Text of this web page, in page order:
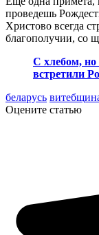
проведешь
Христово всегда
благополучии, со
С хлебом, но
встретили
беларусь
Оцените статью